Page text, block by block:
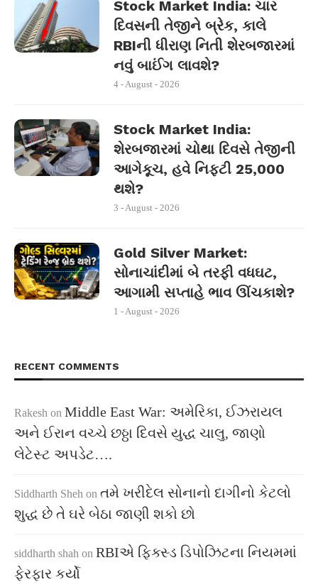
Stock Market India: ચાર
દિવસની તેજીને બ્રેક, કાલે
RBIની ધીરાણ નિતી શેરબજારમાં
નવું બાઈંગ લાવશે?
4 - August - 2026
Stock Market India:
શેરબજારમાં ચોથા દિવસે તેજીની
આગેકૂચ, હવે નિફ્ટી 25,000
થશે?
3 - August - 2026
Gold Silver Market:
સોનાચાંદીમાં બે તરફી વધઘટ,
આગામી સપ્તાહે ભાવ ઊંચકાશે?
1 - August - 2026
RECENT COMMENTS
Rakesh on Middle East War: અમેરિકા, ઈઝરાયલ
અને ઈરાન વચ્ચે છઠ્ઠા દિવસે યુદ્ધ ચાલુ, જાણો
લેટેસ્ટ અપડેટ….
Siddharth Sheh on તમે ખરીદેલ સોનાનો દાગીનો કેટલો
શુદ્ધ છે તે ઘરે બેઠા જાણી શકો છો
siddharth shah on RBIએ ફિક્સ્ડ ડિપોઝિટના નિયમમાં
ફેરફાર કર્યો